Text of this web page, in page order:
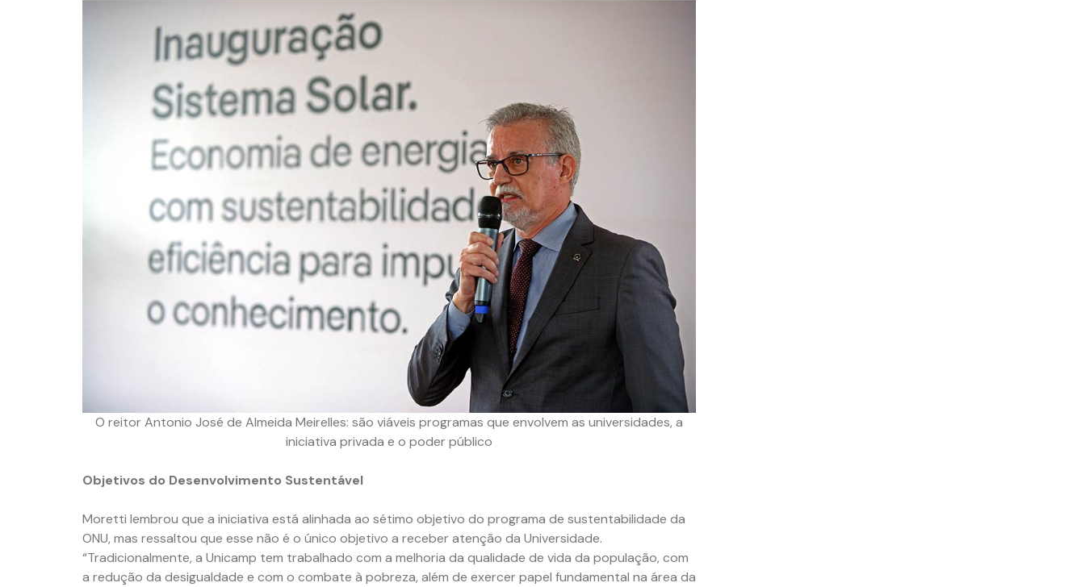
O reitor Antonio José de Almeida Meirelles: são viáveis programas que envolvem as universidades, a
iniciativa privada e o poder público
Objetivos do Desenvolvimento Sustentável
Moretti lembrou que a iniciativa está alinhada ao sétimo objetivo do programa de sustentabilidade da
ONU, mas ressaltou que esse não é o único objetivo a receber atenção da Universidade.
“Tradicionalmente, a Unicamp tem trabalhado com a melhoria da qualidade de vida da população, com
a redução da desigualdade e com o combate à pobreza, além de exercer papel fundamental na área da